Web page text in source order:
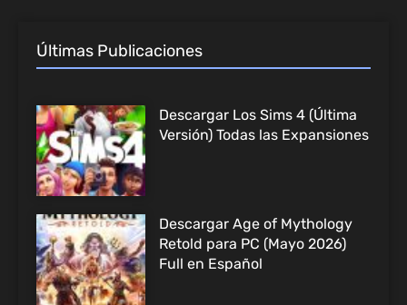
Últimas Publicaciones
Descargar Los Sims 4 (Última
Versión) Todas las Expansiones
Descargar Age of Mythology
Retold para PC (Mayo 2026)
Full en Español